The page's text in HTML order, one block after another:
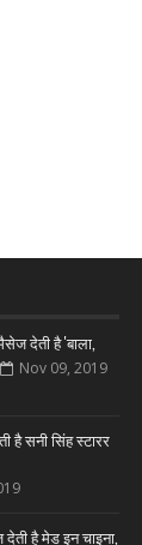
देती है 'बाला,
Nov 09, 2019
सनी सिंह स्टारर
है मेड इन चाइना,